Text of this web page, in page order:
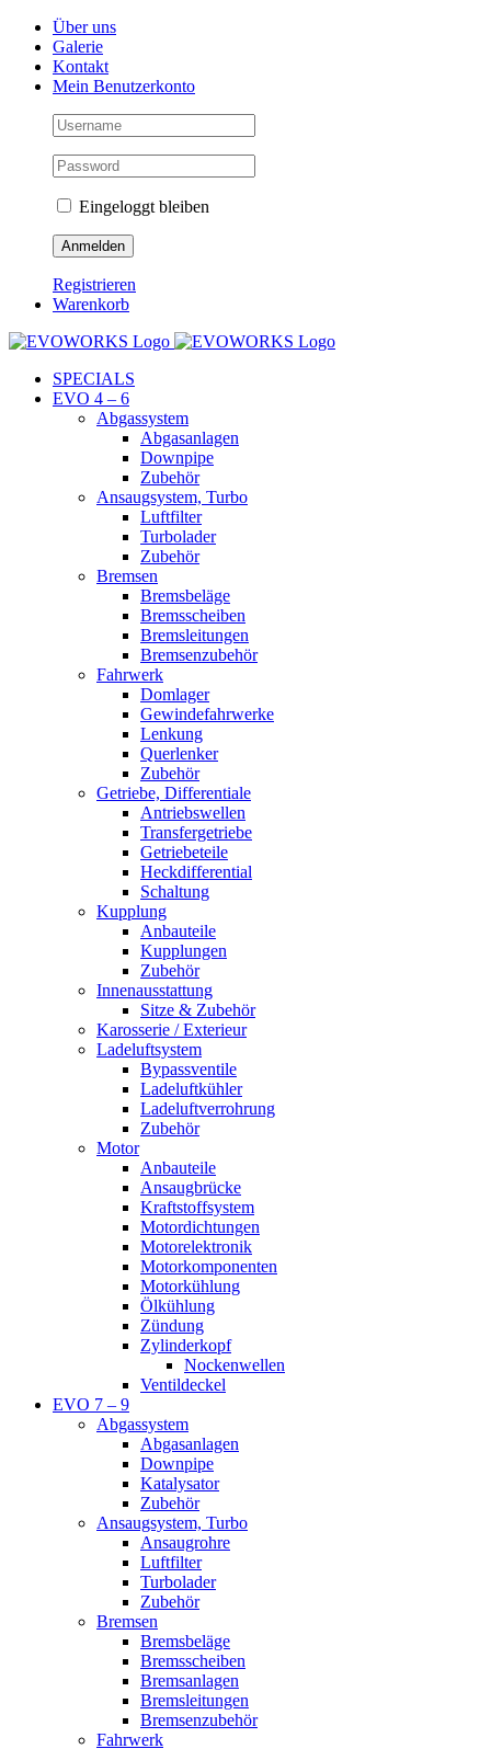
Skip
content
Facebook
Instagram
YouTubeÜber uns
Galerie
Kontakt
Mein Benutzerkonto
Eingeloggt bleiben
Registrieren
Warenkorb
SPECIALS
EVO 4 – 6
Abgassystem
Abgasanlagen
Downpipe
Zubehör
Ansaugsystem, Turbo
Luftfilter
Turbolader
Zubehör
Bremsen
Bremsbeläge
Bremsscheiben
Bremsleitungen
Bremsenzubehör
Fahrwerk
Domlager
Gewindefahrwerke
Lenkung
Querlenker
Zubehör
Getriebe, Differentiale
Antriebswellen
Transfergetriebe
Getriebeteile
Heckdifferential
Schaltung
Kupplung
Anbauteile
Kupplungen
Zubehör
Innenausstattung
Sitze & Zubehör
Karosserie / Exterieur
Ladeluftsystem
Bypassventile
Ladeluftkühler
Ladeluftverrohrung
Zubehör
Motor
Anbauteile
Ansaugbrücke
Kraftstoffsystem
Motordichtungen
Motorelektronik
Motorkomponenten
Motorkühlung
Ölkühlung
Zündung
Zylinderkopf
Nockenwellen
Ventildeckel
EVO 7 – 9
Abgassystem
Abgasanlagen
Downpipe
Katalysator
Zubehör
Ansaugsystem, Turbo
Ansaugrohre
Luftfilter
Turbolader
Zubehör
Bremsen
Bremsbeläge
Bremsscheiben
Bremsanlagen
Bremsleitungen
Bremsenzubehör
Fahrwerk